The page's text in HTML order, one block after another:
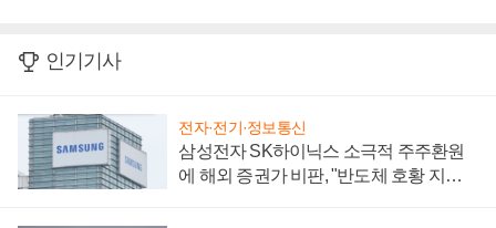
인기기사
전자·전기·정보통신
삼성전자 SK하이닉스 소극적 주주환원
에 해외 증권가 비판, "반도체 호황 지속